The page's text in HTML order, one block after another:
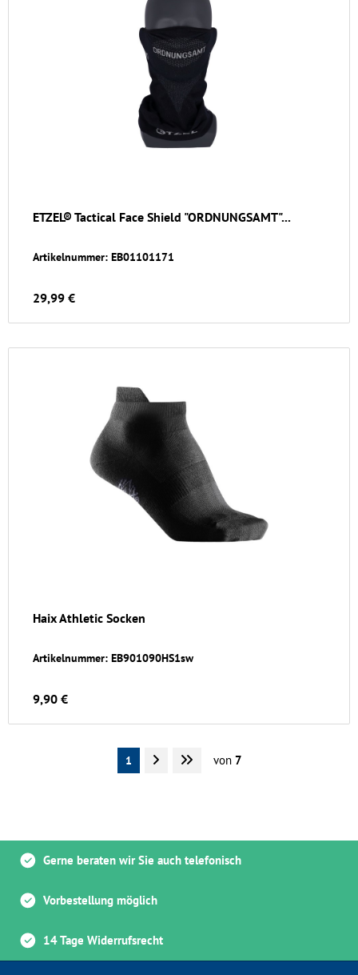
ETZEL® Tactical Face Shield "ORDNUNGSAMT"...
Artikelnummer: EB01101171
29,99 €
Haix Athletic Socken
Artikelnummer: EB901090HS1sw
9,90 €
1 von 7
Gerne beraten wir Sie auch telefonisch
Vorbestellung möglich
14 Tage Widerrufsrecht